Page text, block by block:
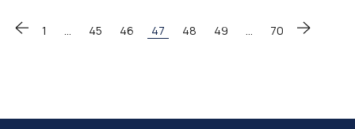
1 … 45 46 47 48 49 … 70